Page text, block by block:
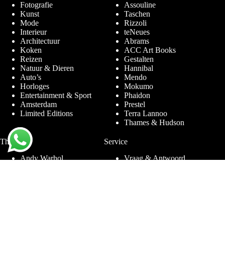
Fotografie
Kunst
Mode
Interieur
Architectuur
Koken
Reizen
Natuur & Dieren
Auto’s
Horloges
Entertainment & Sport
Amsterdam
Limited Editions
Assouline
Taschen
Rizzoli
teNeues
Abrams
ACC Art Books
Gestalten
Hannibal
Mendo
Mokumo
Phaidon
Prestel
Terra Lannoo
Thames & Hudson
Thema’s
Andy Warhol
Service
Vraag & Antwoord